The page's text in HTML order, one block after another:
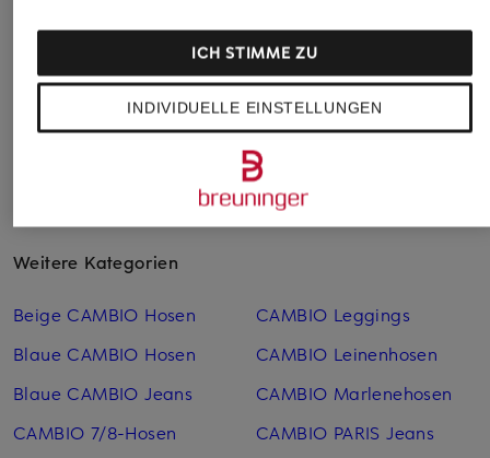
Ursprünglich: CHF 25
Ursprünglich:CHF 82
CHF 139
Weitere Kategorien
Beige CAMBIO Hosen
Blaue CAMBIO Hosen
Blaue CAMBIO Jeans
CAMBIO 7/8-Hosen
CAMBIO Leggings
CAMBIO Leinen­hosen
CAMBIO Marlenehosen
CAMBIO PARIS Jeans
INDIVIDUELLE EINSTELLUNGEN
ICH STIMME ZU